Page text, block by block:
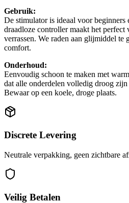
Gebruik:
De stimulator is ideaal voor beginners
draadloze controller maakt het
verrassen. We raden aan glijmiddel te
comfort.
Onderhoud:
Eenvoudig schoon te maken met
dat alle onderdelen volledig droog
Bewaar op een koele, droge plaats.
Discrete Levering
Neutrale verpakking, geen zichtbare
Veilig Betalen